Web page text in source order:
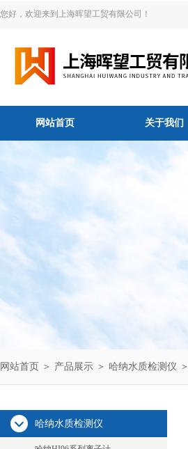
您好，欢迎来到上海晖望工贸有限公司！
网站首页 关于我们
网站首页 ＞ 产品展示 ＞ 哈纳水质检测仪 ＞
哈纳水质检测仪